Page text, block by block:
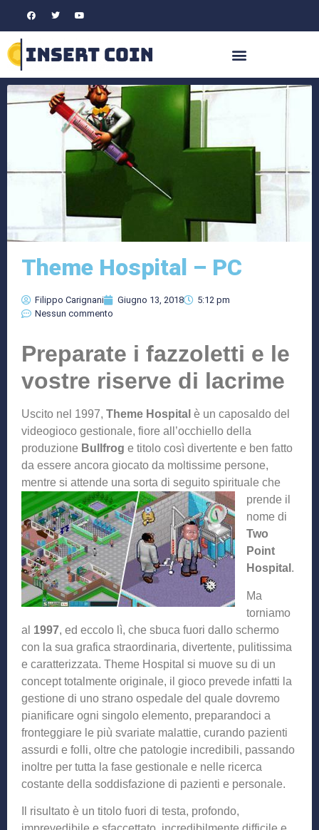
Theme Hospital – PC
Filippo Carignani Giugno 13, 2018
5:12 pm
Nessun commento
Preparate i fazzoletti e le
vostre riserve di lacrime
Uscito nel 1997, Theme Hospital è un caposaldo del
videogioco gestionale, fiore all’occhiello della
produzione Bullfrog e titolo così divertente e ben fatto
da essere ancora giocato da moltissime persone,
mentre si attende una sorta di seguito spirituale che
prende il
nome di
Two
Point
Hospital .
Ma
torniamo
al 1997, ed eccolo lì, che sbuca fuori dallo schermo
con la sua grafica straordinaria, divertente, pulitissima
e caratterizzata. Theme Hospital si muove su di un
concept totalmente originale, il gioco prevede infatti la
gestione di uno strano ospedale del quale dovremo
pianificare ogni singolo elemento, preparandoci a
fronteggiare le più svariate malattie, curando pazienti
assurdi e folli, oltre che patologie incredibili, passando
inoltre per tutta la fase gestionale e nelle ricerca
costante della soddisfazione di pazienti e personale.
Il risultato è un titolo fuori di testa, profondo,